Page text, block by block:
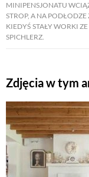
MINIPENSJONATU
STROP, A NA
KIEDYŚ STAŁY WORKI
SPICHLERZ.
Zdjęcia w tym